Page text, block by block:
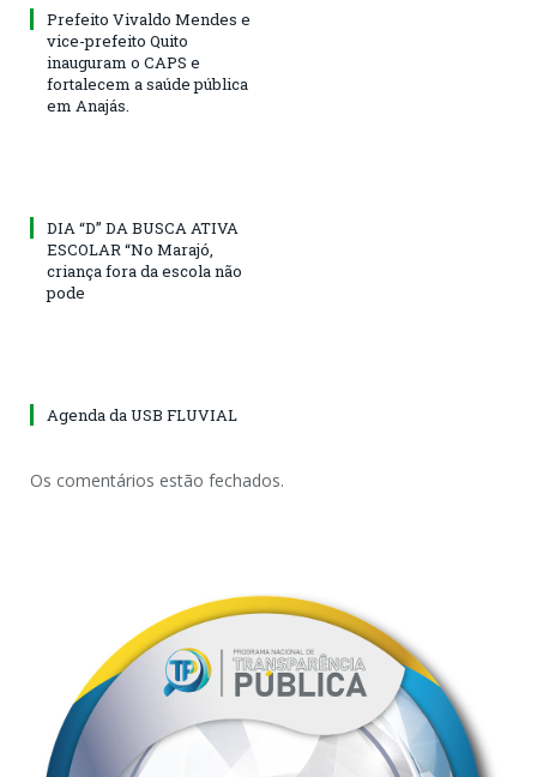
Prefeito Vivaldo Mendes e
vice-prefeito Quito
inauguram o CAPS e
fortalecem a saúde pública
em Anajás.
DIA “D” DA BUSCA ATIVA
ESCOLAR “No Marajó,
criança fora da escola não
pode
Agenda da USB FLUVIAL
Os comentários estão fechados.